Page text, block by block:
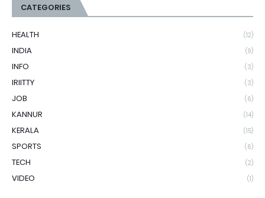
CATEGORIES
HEALTH (12)
INDIA (9)
INFO (3)
IRIITTY (3)
JOB (6)
KANNUR (14)
KERALA (15)
SPORTS (6)
TECH (2)
VIDEO (1)